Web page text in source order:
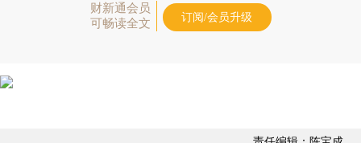
财新通会员
可畅读全文
订阅/会员升级